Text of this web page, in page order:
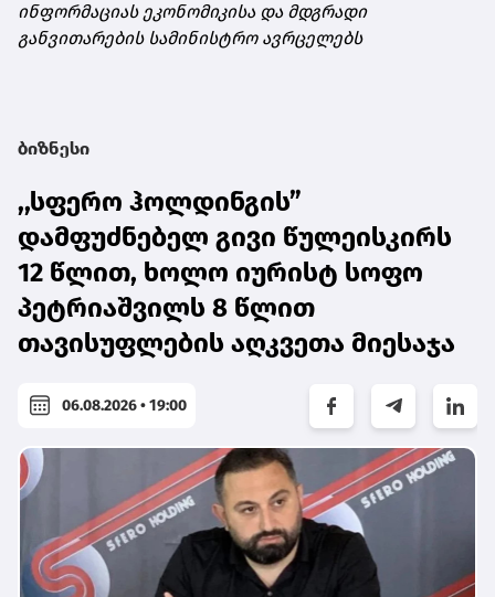
ინფორმაციას ეკონომიკისა და მდგრადი
განვითარების სამინისტრო ავრცელებს
ბიზნესი
,,სფერო ჰოლდინგის”
დამფუძნებელ გივი წულეისკირს
12 წლით, ხოლო იურისტ სოფო
პეტრიაშვილს 8 წლით
თავისუფლების აღკვეთა მიესაჯა
06.08.2026 • 19:00